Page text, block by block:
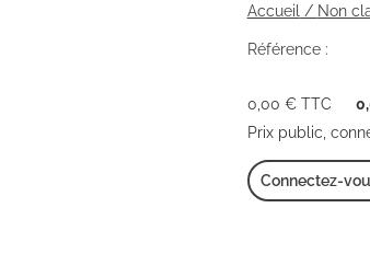
Accueil / Non
Référence :
0,00 €TTC
Prix public,
Connectez-